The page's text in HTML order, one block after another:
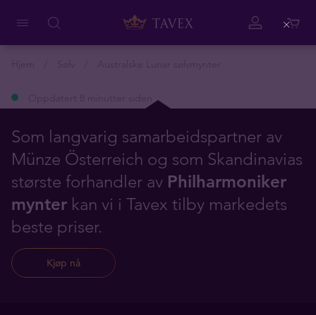
Som langvarig samarbeidspartner av
Münze Österreich og som Skandinavias
største forhandler av Philharmoniker
mynter kan vi i Tavex tilby markedets
beste priser.
Kjøp nå
Close